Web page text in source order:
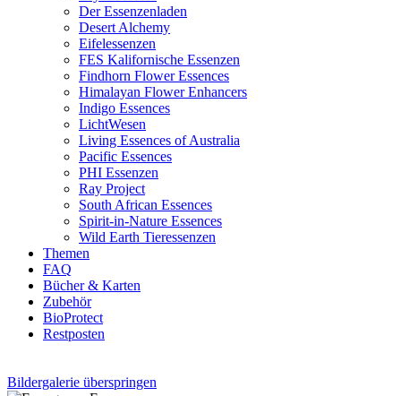
Der Essenzenladen
Desert Alchemy
Eifelessenzen
FES Kalifornische Essenzen
Findhorn Flower Essences
Himalayan Flower Enhancers
Indigo Essences
LichtWesen
Living Essences of Australia
Pacific Essences
PHI Essenzen
Ray Project
South African Essences
Spirit-in-Nature Essences
Wild Earth Tieressenzen
Themen
FAQ
Bücher & Karten
Zubehör
BioProtect
Restposten
Bildergalerie überspringen